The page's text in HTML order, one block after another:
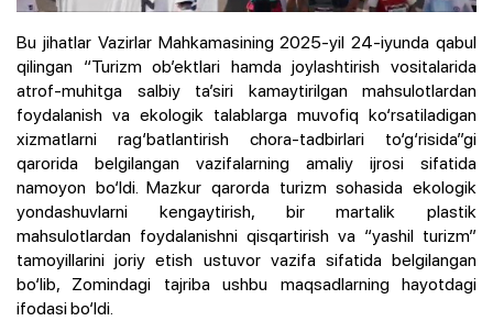
Bu jihatlar Vazirlar Mahkamasining 2025-yil 24-iyunda qabul
qilingan “Turizm ob’ektlari hamda joylashtirish vositalarida
atrof-muhitga salbiy ta’siri kamaytirilgan mahsulotlardan
foydalanish va ekologik talablarga muvofiq ko‘rsatiladigan
xizmatlarni rag‘batlantirish chora-tadbirlari to‘g‘risida”gi
qarorida belgilangan vazifalarning amaliy ijrosi sifatida
namoyon bo‘ldi. Mazkur qarorda turizm sohasida ekologik
yondashuvlarni kengaytirish, bir martalik plastik
mahsulotlardan foydalanishni qisqartirish va “yashil turizm”
tamoyillarini joriy etish ustuvor vazifa sifatida belgilangan
bo‘lib, Zomindagi tajriba ushbu maqsadlarning hayotdagi
ifodasi bo‘ldi.